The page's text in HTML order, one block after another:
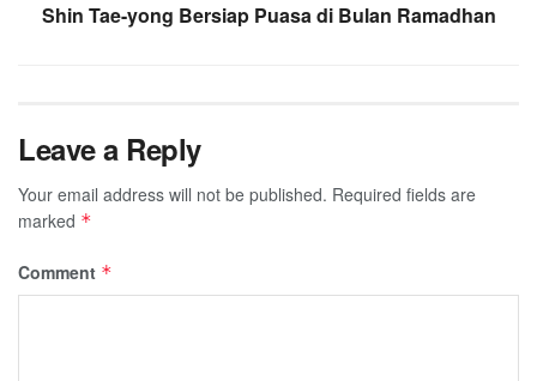
Shin Tae-yong Bersiap Puasa di Bulan Ramadhan
Leave a Reply
Your email address will not be published. Required fields are
marked *
Comment *